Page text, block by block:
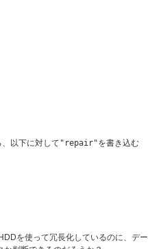
以下に対して "repair"を書き込む
を使って冗長化しているのに、デー